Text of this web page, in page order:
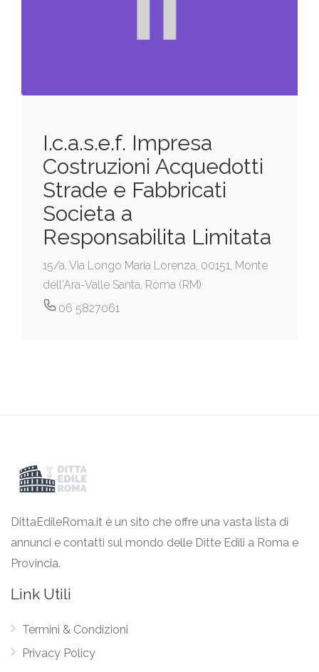
I.c.a.s.e.f. Impresa
Costruzioni Acquedotti
Strade e Fabbricati
Societa a
Responsabilita Limitata
15/a, Via Longo Maria Lorenza, 00151, Monte
dell'Ara-Valle Santa, Roma (RM)
06 5827061
DittaEdileRoma.it è un sito che offre una vasta lista di
annunci e contatti sul mondo delle Ditte Edili a Roma e
Provincia.
Link Utili
Termini & Condizioni
Privacy Policy